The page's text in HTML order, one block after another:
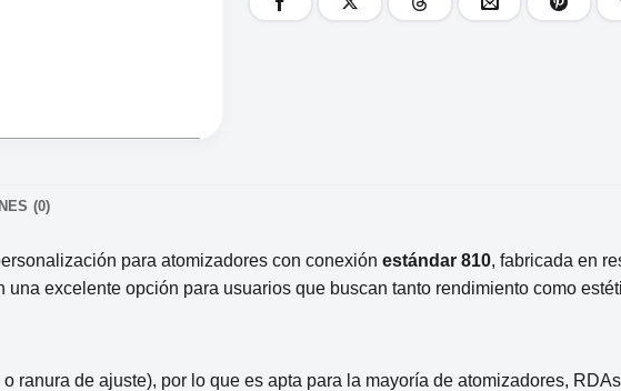
(0)
para atomizadores con conexión estándar 810, fabricada en
excelente opción para usuarios que buscan tanto rendimiento como
ranura de ajuste), por lo que es apta para la mayoría de atomizadores,